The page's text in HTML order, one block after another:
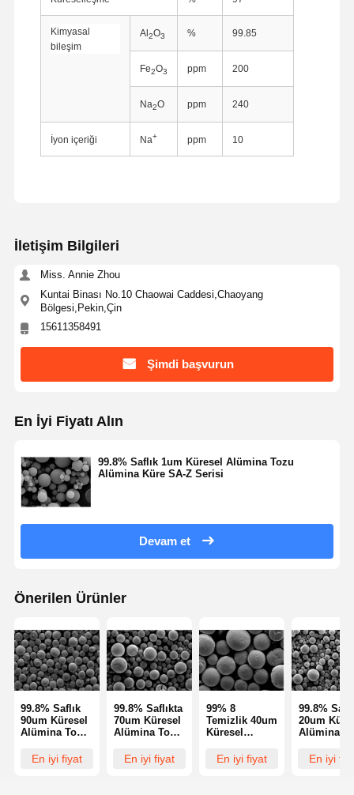
Kalite Kontrol
İçi Boş Silika Mikroküreler
Küresel silik toz
Silika Nanosferleri
Silika Mikroküreler Kozmetik
Nano Silika Tozu
küresel alümina tozu
Kimyasal
bileşim
Al2O3 % 99.85
Fe2O3 ppm 200
Na2O ppm 240
İyon içeriği Na+ ppm 10
İletişim Bilgileri
Miss. Annie Zhou
Kuntai Binası No.10 Chaowai Caddesi,Chaoyang
Bölgesi,Pekin,Çin
15611358491
Şimdi başvurun
En İyi Fiyatı Alın
99.8% Saflık 1um Küresel Alümina Tozu
Alümina Küre SA-Z Serisi
Devam et
Önerilen Ürünler
99.8% Saflık
90um Küresel
Alümina Tozu
Küreleri SA-Z
En iyi fiyat
99.8% Saflıkta
70um Küresel
Alümina Tozu
Küreleri SA-Z
En iyi fiyat
99% 8
Temizlik 40um
Küresel
Alümina Küre
SA-Z Serisi
En iyi fiyat
99.8%
20um
Alümina
SA-Z Serisi
En iyi